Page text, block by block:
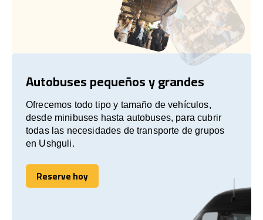
Autobuses pequeños y grandes
Ofrecemos todo tipo y tamaño de vehículos,
desde minibuses hasta autobuses, para cubrir
todas las necesidades de transporte de grupos
en Ushguli.
Reserve hoy
Reserve hoy